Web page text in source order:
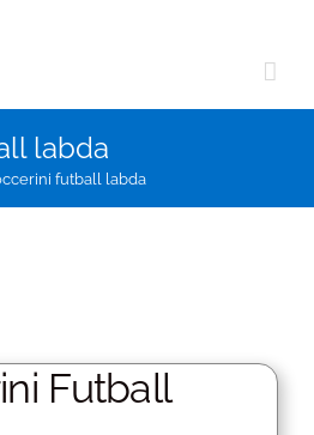
labda
futball labda
Futball